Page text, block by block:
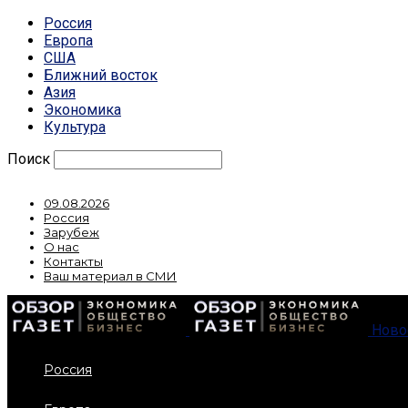
Россия
Европа
США
Ближний восток
Азия
Экономика
Культура
Поиск
09.08.2026
Россия
Зарубеж
О нас
Контакты
Ваш материал в СМИ
Россия